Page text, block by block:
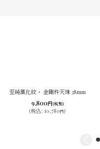
至純風化紋・ 金剛杵天珠 38mm
9,800円(税別)
(税込: 10,780円)